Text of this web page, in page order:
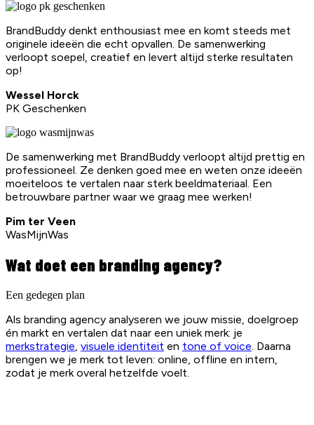
BrandBuddy denkt enthousiast mee en komt steeds met
originele ideeën die echt opvallen. De samenwerking
verloopt soepel, creatief en levert altijd sterke resultaten
op!
Wessel Horck
PK Geschenken
De samenwerking met BrandBuddy verloopt altijd prettig en
professioneel. Ze denken goed mee en weten onze ideeën
moeiteloos te vertalen naar sterk beeldmateriaal. Een
betrouwbare partner waar we graag mee werken!
Pim ter Veen
WasMijnWas
Wat doet een branding agency?
Een gedegen plan
Als branding agency analyseren we jouw missie, doelgroep
én markt en vertalen dat naar een uniek merk: je
merkstrategie, visuele identiteit en tone of voice. Daarna
brengen we je merk tot leven: online, offline en intern,
zodat je merk overal hetzelfde voelt.